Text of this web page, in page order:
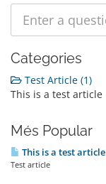
Categories
Test Article (1)
This is a test article
Més Popular
This is a test article
Test article